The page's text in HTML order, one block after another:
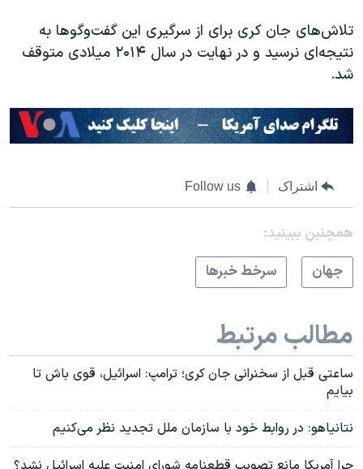
تلاش‌های جان کری برای از سرگیری این گفت‌وگوها به
نتیجه‌ای نرسید و در نهایت در سال ۲۰۱۴ میلادی متوقف
شد.
اشتراک Follow us
همچنبن ببینید:
جهان
سرخط خبرها
مطالب مرتبط
ساعتی قبل از سخنرانی جان کری؛ ترامپ: اسرائیل، قوی باش تا
بیایم
نتانیاهو:‌ در روابط خود با سازمان ملل تجدید نظر می‌کنیم